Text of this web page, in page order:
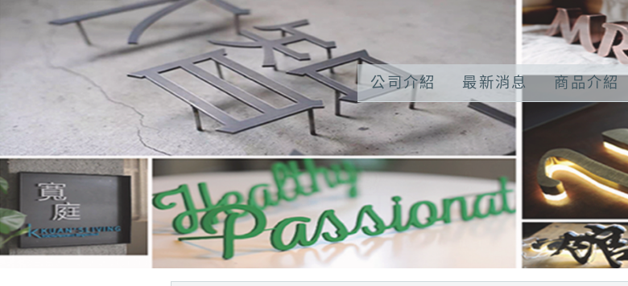
公司介紹 最新消息 商品介紹